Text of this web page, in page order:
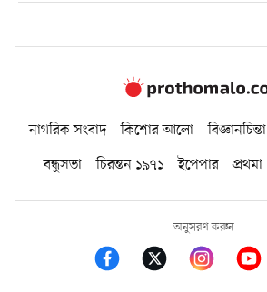
নাগরিক সংবাদ কিশোর আলো বিজ্ঞানচিন্তা
বন্ধুসভা
চিরন্তন ১৯৭১ ইপেপার প্রথমা
অনুসরণ করুন